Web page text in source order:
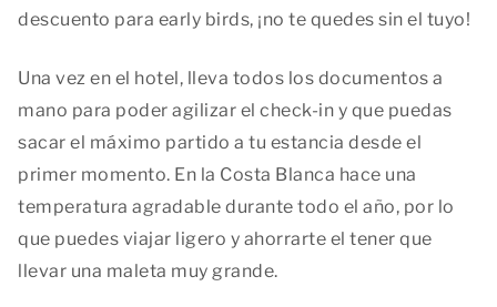
descuento para early birds, ¡no te quedes sin el tuyo!
Una vez en el hotel, lleva todos los documentos a
mano para poder agilizar el check-in y que puedas
sacar el máximo partido a tu estancia desde el
primer momento. En la Costa Blanca hace una
temperatura agradable durante todo el año, por lo
que puedes viajar ligero y ahorrarte el tener que
llevar una maleta muy grande.